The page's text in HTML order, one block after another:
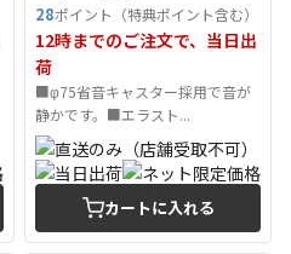
28ポイント（特典ポイント含む）
12時までのご注文で、当日出
荷
■φ75省音キャスター採用で音が
静かです。■エラスト...
カートに入れる